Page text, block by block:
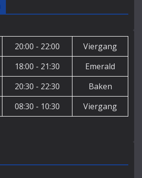
20:00 - 22:00
Viergang
18:00 - 21:30
Emerald
20:30 - 22:30
Baken
08:30 - 10:30 Viergang